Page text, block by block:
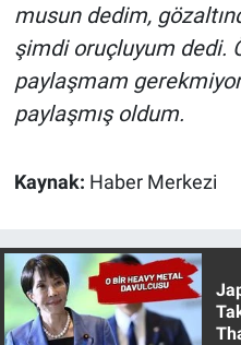
musun dedim,
şimdi oruçluyum dedi.
paylaşmam
paylaşmış oldum.
Kaynak: Haber Merkezi